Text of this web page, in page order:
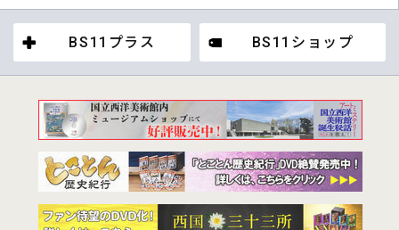
BS11プラス BS11ショップ